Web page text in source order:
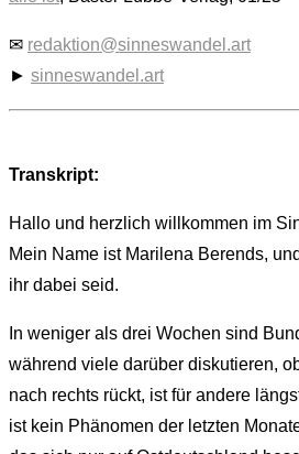
✉ redaktion@sinneswandel.art
► sinneswandel.art
Transkript:
Hallo und herzlich willkommen im
Mein Name ist Marilena Berends,
ihr dabei seid.
In weniger als drei Wochen sind
während viele darüber diskutieren,
nach rechts rückt, ist für andere
ist kein Phänomen der letzten